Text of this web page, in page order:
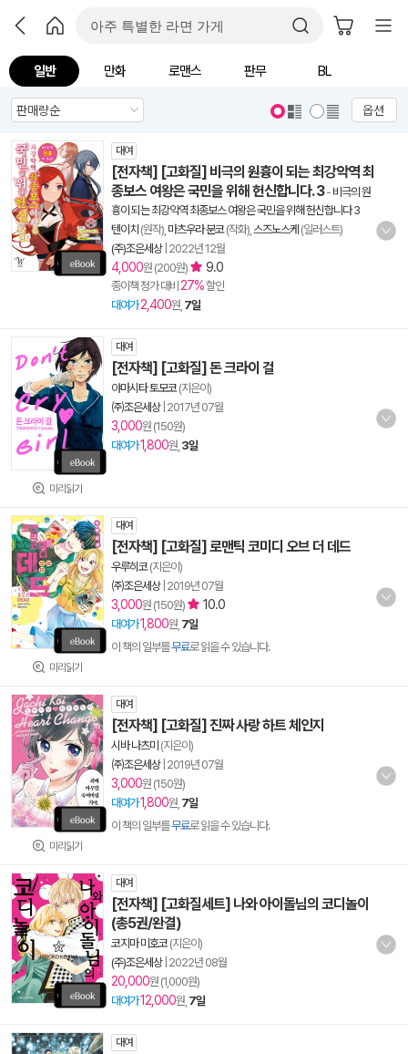
일반 만화 로맨스 판무 BL
옵션
대여
[전자책] [고화질] 비극의 원흉이 되는 최강악역 최
종보스 여왕은 국민을 위해 헌신합니다. 3- 비극의 원
흉이 되는 최강악역 최종보스 여왕은 국민을 위해 헌신합니다 3
텐이치 (원작), 마츠우라 분코(작화), 스즈노스케 (일러스트)
(주)조은세상| 2022년 12월
4,000원 (200원) 9.0
종이책 정가 대비 27%할인
대여가 2,400원, 7일
미리읽기
대여
[전자책] [고화질] 돈 크라이 걸
야마시타 토모코(지은이)
㈜조은세상| 2017년 07월
3,000원 (150원)
대여가1,800원, 3일
미리읽기
대여
[전자책] [고화질] 로맨틱 코미디 오브 더 데드
우루히코(지은이)
㈜조은세상| 2019년 07월
3,000원 (150원) 10.0
대여가1,800원, 7일
이 책의 일부를무료로 읽을 수 있습니다.
미리읽기
대여
[전자책] [고화질] 진짜 사랑 하트 체인지
시바 나츠미 (지은이)
㈜조은세상| 2019년 07월
3,000원 (150원)
대여가1,800원, 7일
이 책의 일부를무료로 읽을 수 있습니다.
대여
[전자책] [고화질세트] 나와 아이돌님의 코디놀이
(총5권/완결)
코지마 미호코(지은이)
(주)조은세상| 2022년 08월
20,000원 (1,000원)
대여가12,000원, 7일
대여